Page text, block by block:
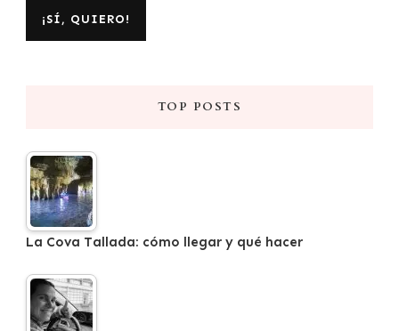
TOP POSTS
La Cova Tallada: cómo llegar y qué hacer